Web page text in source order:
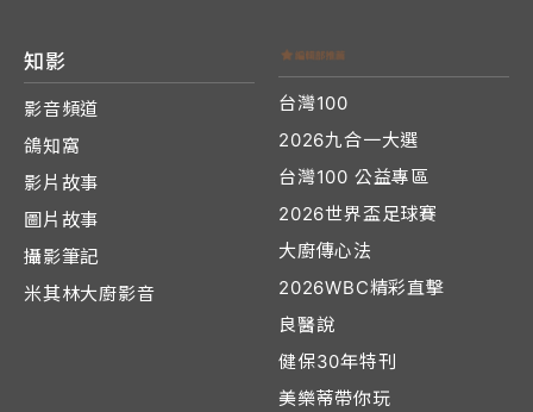
知影
影音頻道
鴿知窩
影片故事
圖片故事
攝影筆記
米其林大廚影音
台灣100
2026九合一大選
台灣100 公益專區
2026世界盃足球賽
大廚傳心法
2026WBC精彩直擊
良醫說
健保30年特刊
美樂蒂帶你玩